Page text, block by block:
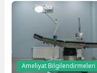
kullanılan genel cerrahi aletleri,
doktorların...
Ameliyat Bilgilendirmeleri